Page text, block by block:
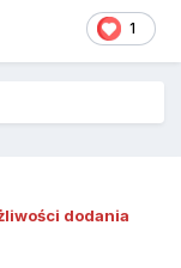
1
dodania